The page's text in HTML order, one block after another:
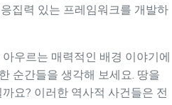
집력 있는 프레임워크를 개발하
우르는 매력적인 배경 이야기에
순간들을 생각해 보세요. 땅을
요? 이러한 역사적 사건들은 전